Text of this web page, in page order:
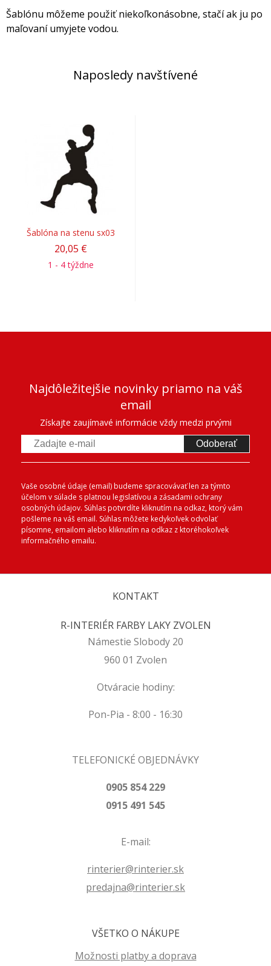
Šablónu môžeme použiť niekoľkonásobne, stačí ak ju po
maľovaní umyjete vodou.
Naposledy navštívené
Šablóna na stenu sx03
20,05 €
1 - 4 týždne
Najdôležitejšie novinky priamo na váš
email
Získajte zaujímavé informácie vždy medzi prvými
Odoberať
Vaše osobné údaje (email) budeme spracovávať len za týmto
účelom v súlade s platnou legislatívou a zásadami ochrany
osobných údajov. Súhlas potvrdíte kliknutím na odkaz, ktorý vám
pošleme na váš email. Súhlas môžete kedykoľvek odvolať
písomne, emailom alebo kliknutím na odkaz z ktoréhokoľvek
informačného emailu.
KONTAKT
R-INTERIÉR FARBY LAKY ZVOLEN
Námestie Slobody 20
960 01 Zvolen
Otváracie hodiny:
Pon-Pia - 8:00 - 16:30
TELEFONICKÉ OBJEDNÁVKY
0905 854 229
0915 491 545
E-mail:
rinterier@rinterier.sk
predajna@rinterier.sk
VŠETKO O NÁKUPE
Možnosti platby a doprava